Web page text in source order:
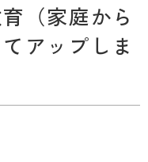
（家庭から
アップしま